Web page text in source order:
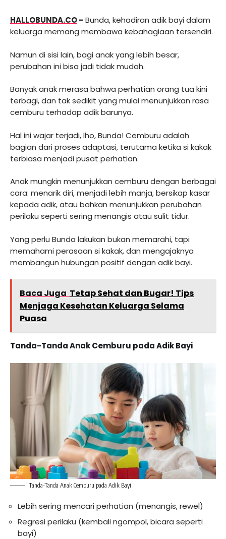
HALLOBUNDA.CO–Bunda, kehadiran adik bayi dalam
keluarga memang membawa kebahagiaan tersendiri.
Namun di sisi lain, bagi anak yang lebih besar,
perubahan ini bisa jadi tidak mudah.
Banyak anak merasa bahwa perhatian orang tua kini
terbagi, dan tak sedikit yang mulai menunjukkan rasa
cemburu terhadap adik barunya.
Hal ini wajar terjadi, lho, Bunda! Cemburu adalah
bagian dari proses adaptasi, terutama ketika si kakak
terbiasa menjadi pusat perhatian.
Anak mungkin menunjukkan cemburu dengan berbagai
cara: menarik diri, menjadi lebih manja, bersikap kasar
kepada adik, atau bahkan menunjukkan perubahan
perilaku seperti sering menangis atau sulit tidur.
Yang perlu Bunda lakukan bukan memarahi, tapi
memahami perasaan si kakak, dan mengajaknya
membangun hubungan positif dengan adik bayi.
Baca Juga Tetap Sehat dan Bugar! Tips
Menjaga Kesehatan Keluarga Selama
Puasa
Tanda-Tanda Anak Cemburu pada Adik Bayi
Tanda-Tanda Anak Cemburu pada Adik Bayi
Lebih sering mencari perhatian (menangis, rewel)
Regresi perilaku (kembali ngompol, bicara seperti
bayi)